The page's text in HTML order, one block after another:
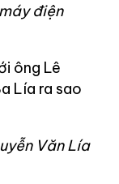
điện
ông Lê
Lía ra sao
Văn Lía